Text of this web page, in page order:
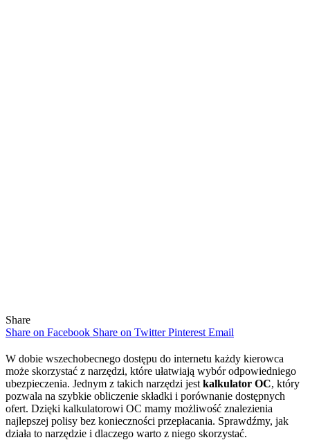
Share
Share on Facebook Share on Twitter Pinterest Email
W dobie wszechobecnego dostępu do internetu każdy kierowca
może skorzystać z narzędzi, które ułatwiają wybór odpowiedniego
ubezpieczenia. Jednym z takich narzędzi jest kalkulator OC, który
pozwala na szybkie obliczenie składki i porównanie dostępnych
ofert. Dzięki kalkulatorowi OC mamy możliwość znalezienia
najlepszej polisy bez konieczności przepłacania. Sprawdźmy, jak
działa to narzędzie i dlaczego warto z niego skorzystać.